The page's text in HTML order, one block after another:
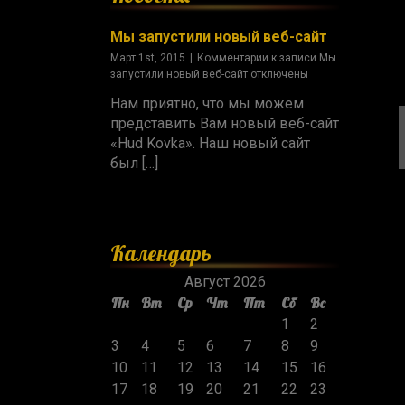
Мы запустили новый веб-сайт
Март 1st, 2015 Комментарии к записи Мы
запустили новый веб-сайт отключены
Нам приятно, что мы можем
представить Вам новый веб-сайт
«Hud Kovka». Наш новый сайт
был […]
Календарь
Август 2026
Пн Вт Ср Чт Пт Сб Вс
1
2
3
4 5 6 7 8
9
10
11 12 13 14 15
16
17
18 19 20 21 22
23